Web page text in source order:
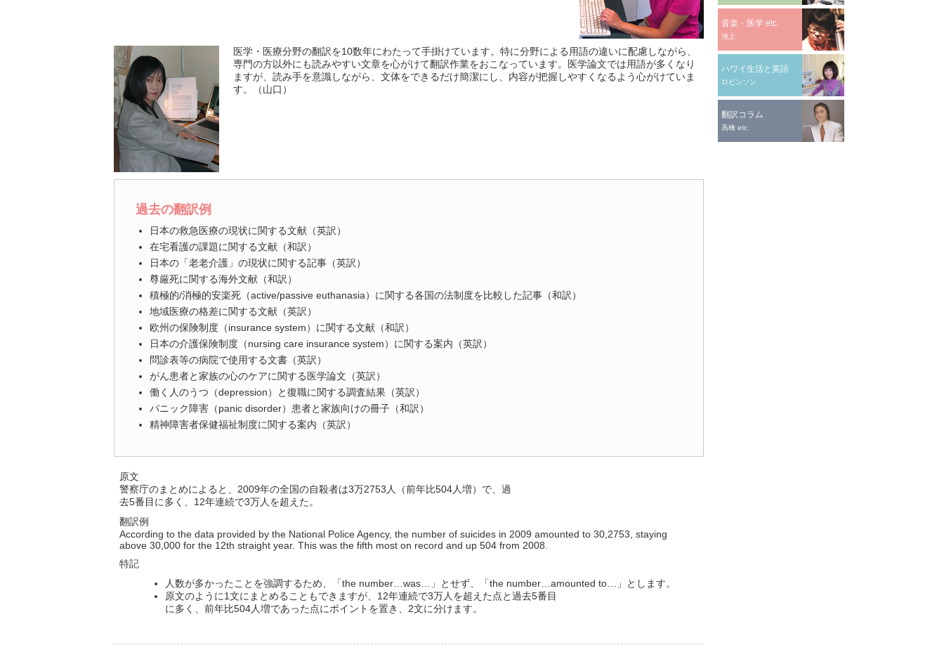
医学・医療分野の翻訳を10数年にわたって手掛けています。特に分野による用語の違いに配慮しながら、
専門の方以外にも読みやすい文章を心がけて翻訳作業をおこなっています。医学論文では用語が多くなり
ますが、読み手を意識しながら、文体をできるだけ簡潔にし、内容が把握しやすくなるよう心がけていま
す。（山口）
過去の翻訳例
日本の救急医療の現状に関する文献（英訳）
在宅看護の課題に関する文献（和訳）
日本の「老老介護」の現状に関する記事（英訳）
尊厳死に関する海外文献（和訳）
積極的/消極的安楽死（active/passive euthanasia）に関する各国の法制度を比較した記事（和訳）
地域医療の格差に関する文献（英訳）
欧州の保険制度（insurance system）に関する文献（和訳）
日本の介護保険制度（nursing care insurance system）に関する案内（英訳）
問診表等の病院で使用する文書（英訳）
がん患者と家族の心のケアに関する医学論文（英訳）
働く人のうつ（depression）と復職に関する調査結果（英訳）
パニック障害（panic disorder）患者と家族向けの冊子（和訳）
精神障害者保健福祉制度に関する案内（英訳）
原文
警察庁のまとめによると、2009年の全国の自殺者は3万2753人（前年比504人増）で、過
去5番目に多く、12年連続で3万人を超えた。
翻訳例
According to the data provided by the National Police Agency, the number of suicides in 2009 amounted to 30,2753, staying
above 30,000 for the 12th straight year. This was the fifth most on record and up 504 from 2008.
特記
人数が多かったことを強調するため、「the number…was…」とせず、「the number…amounted to…」とします。
原文のように1文にまとめることもできますが、12年連続で3万人を超えた点と過去5番目
に多く、前年比504人増であった点にポイントを置き、2文に分けます。
音楽・医学 etc.
池上
ハワイ生活と英語
ロビンソン
翻訳コラム
高橋 etc.